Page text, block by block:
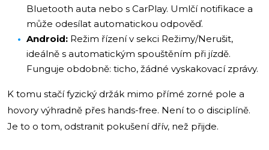
Bluetooth auta nebo s CarPlay. Umlčí notifikace a
může odesílat automatickou odpověď.
Android: Režim řízení v sekci Režimy/Nerušit,
ideálně s automatickým spouštěním při jízdě.
Funguje obdobně: ticho, žádné vyskakovací zprávy.
K tomu stačí fyzický držák mimo přímé zorné pole a
hovory výhradně přes hands-free. Není to o disciplíně.
Je to o tom, odstranit pokušení dřív, než přijde.